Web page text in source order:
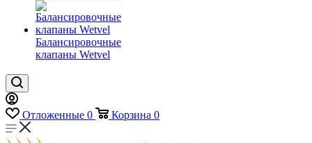
Балансировочные
клапаны Wetvel
Отложенные 0 Корзина 0